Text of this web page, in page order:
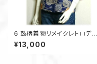
6 鼓柄着物リメイクレトロデザ
インブラウス
¥13,000